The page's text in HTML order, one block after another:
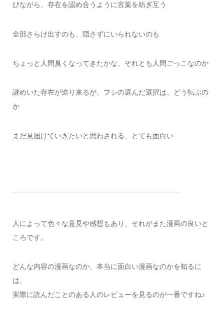
びながら、存在を認め合うように言葉を紡ぎ互う
全部さらけ出すのも、隠さずにいられないのも
ちょっと人間臭くなってきたかな、それとも人間ごっこなのか
謎めいた存在が迫り来るが、フシの選んだ選択は、どう転ぶの
か
まだ見届けていきたいと思わされる、とても面白い
￣￣￣￣￣￣￣￣￣￣￣￣￣￣￣￣￣￣￣￣￣￣￣￣
人によって色々な意見や感想もあり、それがまた漫画の良いと
ころです。
どんな内容の漫画なのか、本当に面白い漫画なのかを知るに
は、
実際に読んだことのある人のレビューを見るのが一番ですね♪